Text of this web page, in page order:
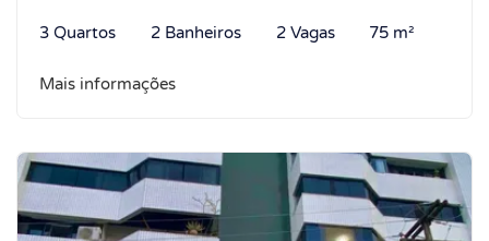
3 Quartos 2 Banheiros 2 Vagas 75 m²
Mais informações